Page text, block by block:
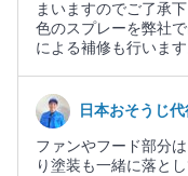
まいますのでご了承
色のスプレーを弊社
による補修も行いま
日本おそうじ
ファンやフード部分
り塗装も一緒に落と